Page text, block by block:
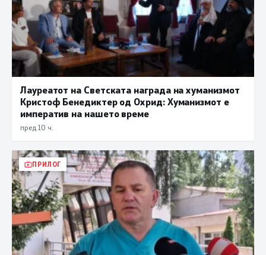
Лауреатот на Светската награда на хуманизмот
Кристоф Бенедиктер од Охрид: Хуманизмот е
императив на нашето време
пред 10 ч.
ПРИЛОГ